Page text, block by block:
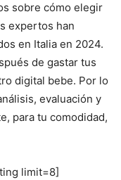
sobre cómo elegir
expertos han
en Italia en 2024.
de gastar tus
digital bebe. Por lo
evaluación y
para tu comodidad,
limit=8]